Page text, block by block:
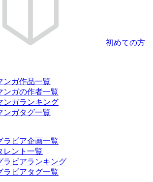
初めての方
ンガ作品一覧
ンガの作者一覧
ンガランキング
ンガタグ一覧
ラビア企画一覧
レント一覧
ラビアランキング
ラビアタグ一覧